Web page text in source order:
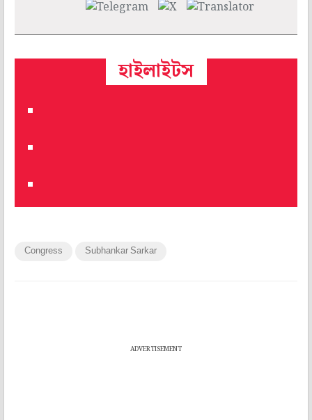
হাইলাইটস
Congress Subhankar Sarkar
ADVERTISEMENT